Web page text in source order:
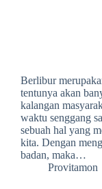
Berlibur
tentunya akan
kalangan
waktu senggang
sebuah hal yang
kita. Dengan
badan, maka…
Provitamon